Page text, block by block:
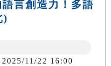
語言創造力！多語
)
11/22 16:00